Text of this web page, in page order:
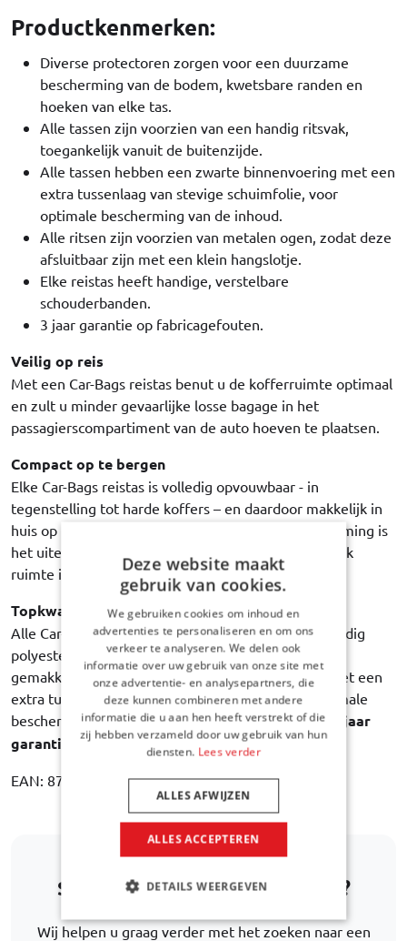
Productkenmerken:
Diverse protectoren zorgen voor een duurzame
bescherming van de bodem, kwetsbare randen en
hoeken van elke tas.
Alle tassen zijn voorzien van een handig ritsvak,
toegankelijk vanuit de buitenzijde.
Alle tassen hebben een zwarte binnenvoering met een
extra tussenlaag van stevige schuimfolie, voor
optimale bescherming van de inhoud.
Alle ritsen zijn voorzien van metalen ogen, zodat deze
afsluitbaar zijn met een klein hangslotje.
Elke reistas heeft handige, verstelbare
schouderbanden.
3 jaar garantie op fabricagefouten.
Veilig op reis
Met een Car-Bags reistas benut u de kofferruimte optimaal
en zult u minder gevaarlijke losse bagage in het
passagierscompartiment van de auto hoeven te plaatsen.
Compact op te bergen
Elke Car-Bags reistas is volledig opvouwbaar - in
tegenstelling tot harde koffers – en daardoor makkelijk in
huis op te bergen. Maar ook op uw vakantiebestemming is
het uiterst handig als uw lege tassen zo min mogelijk
ruimte in beslag nemen.
Topkwaliteit
Alle Car-Bags reistassen zijn gemaakt van hoogwaardig
polyester stof. Sterk, duurzaam, waterbestendig en
gemakkelijk schoon te maken. De binnenvoering met een
extra tussenlaag van stevig schuimfolie biedt maximale
bescherming van de inhoud. Car-Bags garandeert
3 jaar
garantie op fabricagefouten.
EAN: 8721017503774
Staat uw automodel er niet bij?
Wij helpen u graag verder met het zoeken naar een
Deze website maakt
gebruik van cookies.
We gebruiken cookies om inhoud en
advertenties te personaliseren en om ons
verkeer te analyseren. We delen ook
informatie over uw gebruik van onze site met
onze advertentie- en analysepartners, die
deze kunnen combineren met andere
informatie die u aan hen heeft verstrekt of die
zij hebben verzameld door uw gebruik van hun
diensten. Lees verder
ALLES ACCEPTEREN
ALLES AFWIJZEN
DETAILS WEERGEVEN